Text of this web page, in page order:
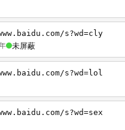
s?wd=cly
未屏蔽
s?wd=lol
s?wd=sex